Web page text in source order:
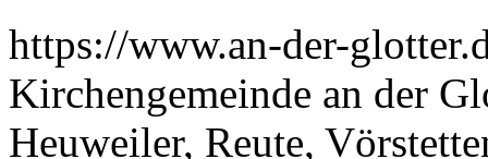
https://www.an-der-
Kirchengemeinde an der
Heuweiler, Reute,